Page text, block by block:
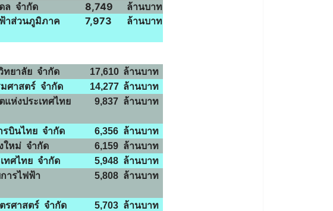
ล จำกัด
8,749
ล้านบาท
าส่วนภูมิภาค
7,973 ล้านบาท
ยาลัย จำกัด 17,610 ล้านบาท
ศาสตร์ จำกัด
14,277 ล้านบาท
ห่งประเทศไทย
9,837 ล้านบาท
บินไทย จำกัด 6,356 ล้านบาท
ใหม่ จำกัด
6,159 ล้านบาท
ทศไทย จำกัด
5,948 ล้านบาท
ารไฟฟ้า
5,808 ล้านบาท
รศาสตร์ จำกัด 5,703 ล้านบาท